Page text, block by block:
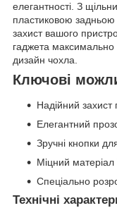
елегантності. З
пластиковою
захист вашого
гаджета
дизайн чохла.
Ключові
Надійний
Елегантний
Зручні кнопки
Міцний матеріал
Спеціально
Технічні